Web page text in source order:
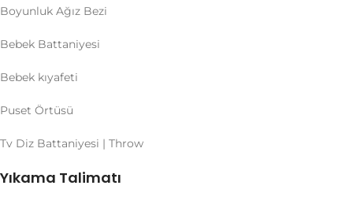
Boyunluk Ağız Bezi
Bebek Battaniyesi
Bebek kıyafeti
Puset Örtüsü
Tv Diz Battaniyesi | Throw
Yıkama Talimatı